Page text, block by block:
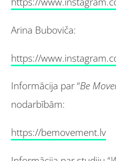
Arina Buboviča:
https://
Informācija par “Be
nodarbībām:
https://bemovement.lv